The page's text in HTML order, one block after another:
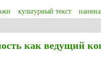
культурный текст
как ведущий